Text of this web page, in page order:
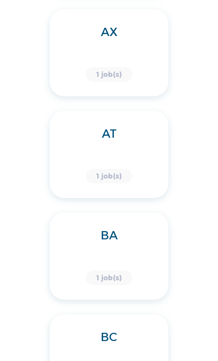
AX
1 job(s)
AT
1 job(s)
BA
1 job(s)
BC